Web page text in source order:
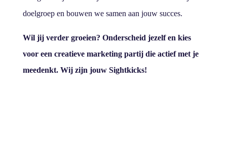
doelgroep en bouwen we samen aan jouw succes.
Wil jij verder groeien? Onderscheid jezelf en kies
voor een creatieve marketing partij die actief met je
meedenkt. Wij zijn jouw Sightkicks!